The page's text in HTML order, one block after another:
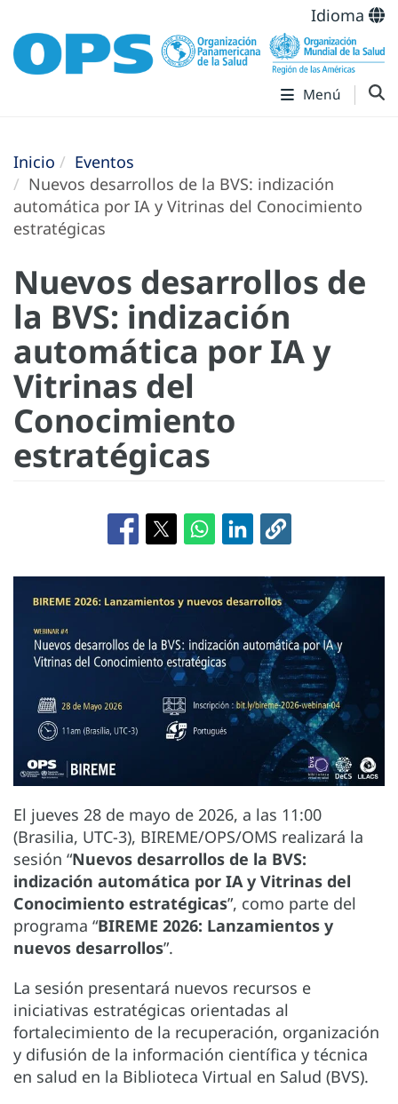
Idioma
Menú
Inicio
Eventos
Nuevos desarrollos de la BVS: indización
automática por IA y Vitrinas del Conocimiento
estratégicas
Nuevos desarrollos de
la BVS: indización
automática por IA y
Vitrinas del
Conocimiento
estratégicas
El jueves 28 de mayo de 2026, a las 11:00
(Brasilia, UTC-3), BIREME/OPS/OMS realizará la
sesión “Nuevos desarrollos de la BVS:
indización automática por IA y Vitrinas del
Conocimiento estratégicas”, como parte del
programa “BIREME 2026: Lanzamientos y
nuevos desarrollos”.
La sesión presentará nuevos recursos e
iniciativas estratégicas orientadas al
fortalecimiento de la recuperación, organización
y difusión de la información científica y técnica
en salud en la Biblioteca Virtual en Salud (BVS).